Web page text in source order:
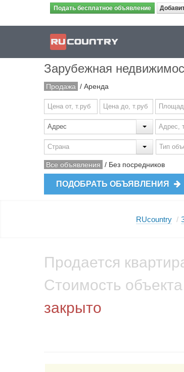
Подать бесплатное объявление
Зарубежная
Продажа / Аренда
Все объявления / Без посредников
ПОДОБРАТЬ ОБЪЯВЛЕНИЯ
RUcountry /
Продается
Стоимость
закрыто